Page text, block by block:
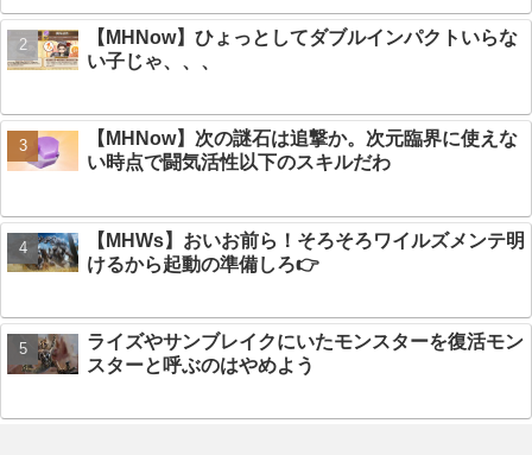
【MHNow】ひょっとしてダブルインパクトいらな
い子じゃ、、、
【MHNow】次の謎石は追撃か。次元臨界に使えな
い時点で闘気活性以下のスキルだわ
【MHWs】おいお前ら！そろそろワイルズメンテ明
けるから起動の準備しろ👉
ライズやサンブレイクにいたモンスターを復活モン
スターと呼ぶのはやめよう